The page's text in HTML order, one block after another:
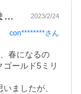
いつもはシルバーの5ミリを使っています… 2023/2/24
con********さん
春になるの
ールド5ミリ
ましたが、